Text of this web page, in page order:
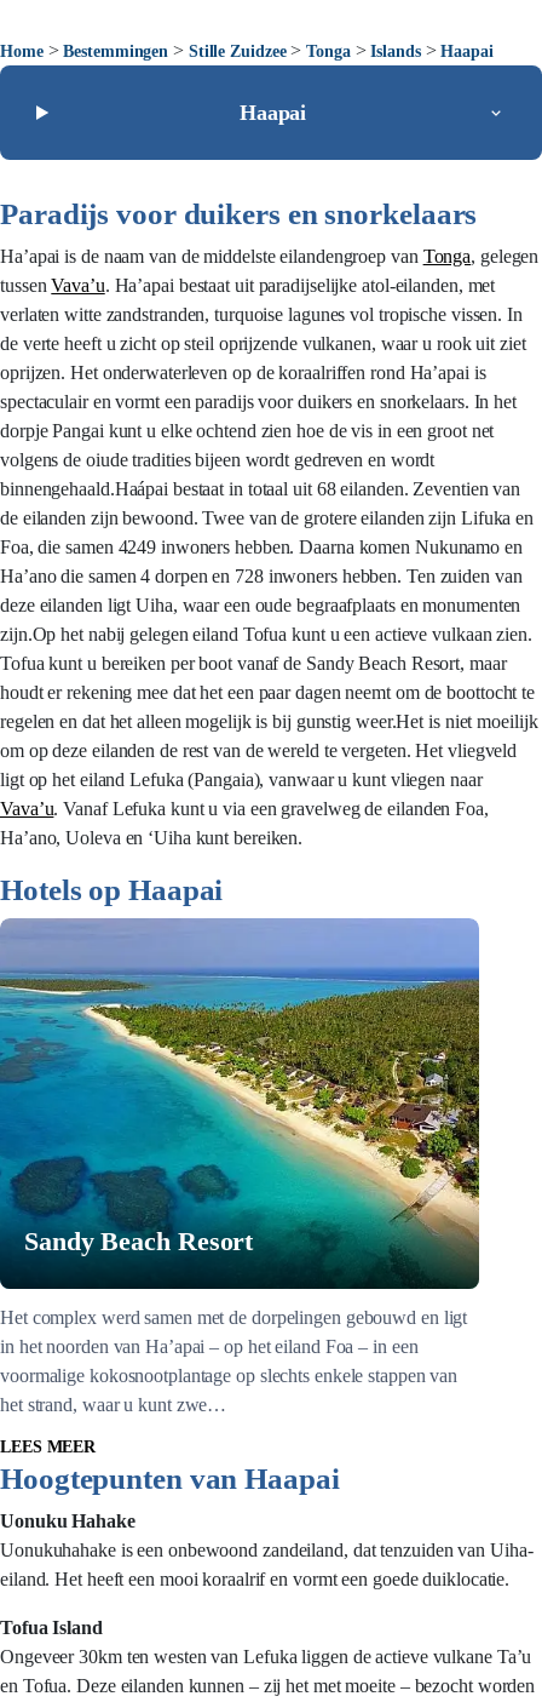
Home>Bestemmingen > Stille Zuidzee>Tonga>Islands>Haapai
Haapai
Paradijs voor duikers en snorkelaars
Ha’apai is de naam van de middelste eilandengroep van Tonga, gelegen
tussenVava’u. Ha’apai bestaat uit paradijselijke atol-eilanden, met
verlaten witte zandstranden, turquoise lagunes vol tropische vissen. In
de verte heeft u zicht op steil oprijzende vulkanen, waar u rook uit ziet
oprijzen. Het onderwaterleven op de koraalriffen rond Ha’apai is
spectaculair en vormt een paradijs voor duikers en snorkelaars. In het
dorpje Pangai kunt u elke ochtend zien hoe de vis in een groot net
volgens de oiude tradities bijeen wordt gedreven en wordt
binnengehaald.Haápai bestaat in totaal uit 68 eilanden. Zeventien van
de eilanden zijn bewoond. Twee van de grotere eilanden zijn Lifuka en
Foa, die samen 4249 inwoners hebben. Daarna komen Nukunamo en
Ha’ano die samen 4 dorpen en 728 inwoners hebben. Ten zuiden van
deze eilanden ligt Uiha, waar een oude begraafplaats en monumenten
zijn.Op het nabij gelegen eiland Tofua kunt u een actieve vulkaan zien.
Tofua kunt u bereiken per boot vanaf de Sandy Beach Resort, maar
houdt er rekening mee dat het een paar dagen neemt om de boottocht te
regelen en dat het alleen mogelijk is bij gunstig weer.Het is niet moeilijk
om op deze eilanden de rest van de wereld te vergeten. Het vliegveld
ligt op het eiland Lefuka (Pangaia), vanwaar u kunt vliegen naar
Vava’u. Vanaf Lefuka kunt u via een gravelweg de eilanden Foa,
Ha’ano, Uoleva en ‘Uiha kunt bereiken.
Hotels op Haapai
Sandy Beach Resort
Het complex werd samen met de dorpelingen gebouwd en ligt
in het noorden van Ha’apai – op het eiland Foa – in een
voormalige kokosnootplantage op slechts enkele stappen van
het strand, waar u kunt zwe…
LEES MEER
Hoogtepunten van Haapai
Uonuku Hahake
Uonukuhahake is een onbewoond zandeiland, dat tenzuiden van Uiha-
eiland. Het heeft een mooi koraalrif en vormt een goede duiklocatie.
Tofua Island
Ongeveer 30km ten westen van Lefuka liggen de actieve vulkane Ta’u
en Tofua. Deze eilanden kunnen – zij het met moeite – bezocht worden